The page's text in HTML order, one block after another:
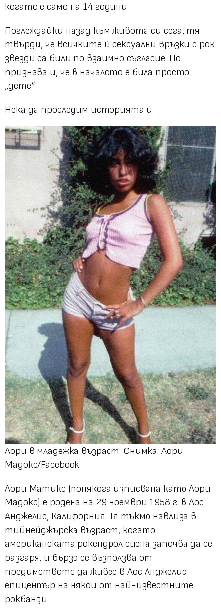
когато е само на 14 години.
Поглеждайки назад към живота си сега, тя
твърди, че всичките ѝ сексуални връзки с рок
звезди са били по взаимно съгласие. Но
признава и, че в началото е била просто
„дете“.
Нека да проследим историята ѝ.
Лори в младежка възраст. Снимка: Лори
Мадокс/Facebook
Лори Матикс (понякога изписвана като Лори
Мадокс) е родена на 29 ноември 1958 г. в Лос
Анджелис, Калифорния. Тя тъкмо навлиза в
тийнейджърска възраст, когато
американската рокендрол сцена започва да се
разгаря, и бързо се възползва от
предимството да живее в Лос Анджелис -
епицентър на някои от най-известните
рокбанди.